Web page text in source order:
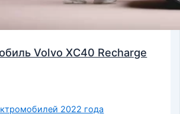
Volvo XC40 Recharge